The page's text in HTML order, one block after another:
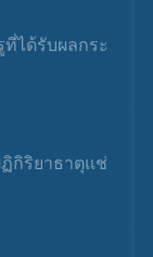
ได้รับผลกระ
กิริยาธาตุแช่